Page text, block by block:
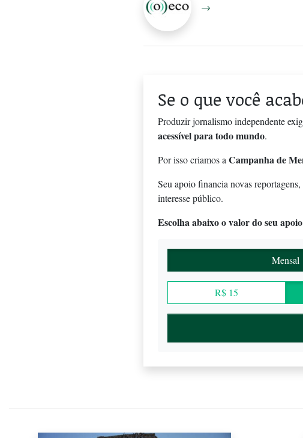
→
Se o que você
Produzir jornalismo independente
acessível para todo mundo.
Por isso criamos aCampanha de
Seu apoio financia novas
interesse público.
Escolha abaixo o valor do seu
Mensal
R$ 15